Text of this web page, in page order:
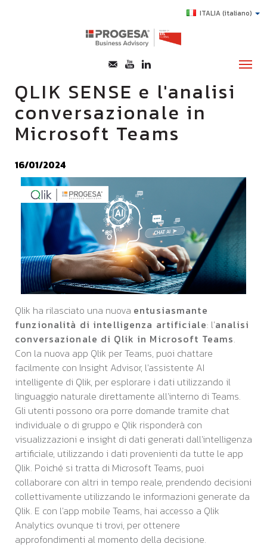
ITALIA(italiano)
CHI SIAMO
SERVIZI
HIGHLIGHTS
E-LEARNING
AGEVOLAZIONI
SUCCESS STORY
CONTATTI
QLIK SENSE e l'analisi
conversazionale in
Microsoft Teams
16/01/2024
Qlik ha rilasciato una nuova entusiasmante
funzionalità di intelligenza artificiale: l'analisi
conversazionale di Qlik in Microsoft Teams.
Con la nuova app Qlik per Teams, puoi chattare
facilmente con Insight Advisor, l'assistente AI
intelligente di Qlik, per esplorare i dati utilizzando il
linguaggio naturale direttamente all'interno di Teams.
Gli utenti possono ora porre domande tramite chat
individuale o di gruppo e Qlik risponderà con
visualizzazioni e insight di dati generati dall'intelligenza
artificiale, utilizzando i dati provenienti da tutte le app
Qlik. Poiché si tratta di Microsoft Teams, puoi
collaborare con altri in tempo reale, prendendo decisioni
collettivamente utilizzando le informazioni generate da
Qlik. E con l'app mobile Teams, hai accesso a Qlik
Analytics ovunque ti trovi, per ottenere
approfondimenti al momento della decisione.